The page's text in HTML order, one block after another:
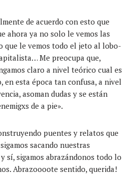
de acuerdo con esto que
ahora ya no solo le vemos las
que le vemos todo el jeto al lobo-
Me preocupa que,
claro a nivel teórico cual es
en esta época tan confusa, a nivel
asoman dudas y se están
de a pie».
puentes y relatos que
sacando nuestras
sí, sigamos abrazándonos todo lo
Abrazoooote sentido, querida!